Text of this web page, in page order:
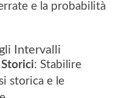
e la probabilità
Intervalli
: Stabilire
storica e le